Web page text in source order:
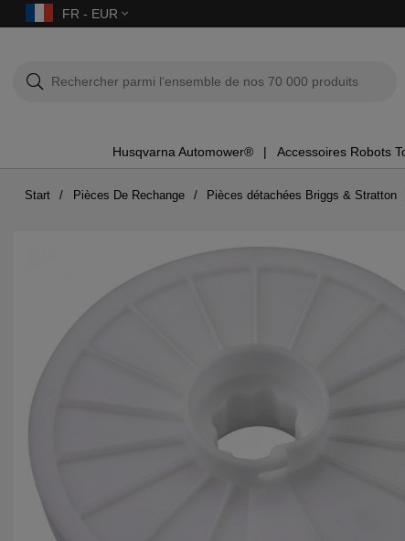
FR - EUR
Husqvarna Automower® Accessoires Robots
Start Pièces De Rechange Pièces détachées Briggs & Stratton